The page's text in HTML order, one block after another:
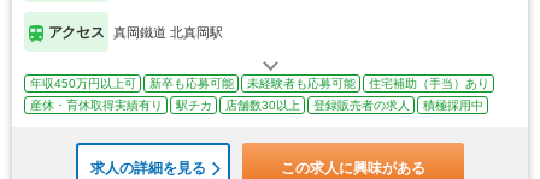
アクセス 真岡鐵道 北真岡駅
年収450万円以上可 新卒も応募可能 未経験者も応募可能
住宅補助（手当）あり
産休・育休取得実績有り
駅チカ 店舗数30以上 登録販売者の求人 積極採用中
求人の詳細を見る この求人に興味がある